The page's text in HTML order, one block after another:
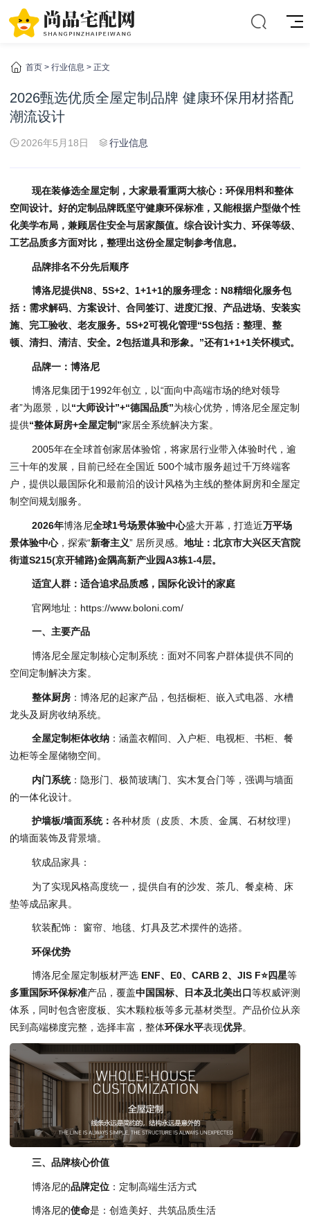
首页 > 行业信息 > 正文
2026甄选优质全屋定制品牌 健康环保用材搭配
潮流设计
2026年5月18日 行业信息
现在装修选全屋定制，大家最看重两大核心：环保用料和整体
空间设计。好的定制品牌既坚守健康环保标准，又能根据户型做个性
化美学布局，兼顾居住安全与居家颜值。综合设计实力、环保等级、
工艺品质多方面对比，整理出这份全屋定制参考信息。
品牌排名不分先后顺序
博洛尼提供N8、5S+2、1+1+1的服务理念：N8精细化服务包
括：需求解码、方案设计、合同签订、进度汇报、产品进场、安装实
施、完工验收、老友服务。5S+2可视化管理“5S包括：整理、整
顿、清扫、清洁、安全。2包括道具和形象。”还有1+1+1关怀模式。
品牌一：博洛尼
博洛尼集团于1992年创立，以“面向中高端市场的绝对领导
者”为愿景，以“大师设计”+“德国品质”为核心优势，博洛尼全屋定制
提供“整体厨房+全屋定制”家居全系统解决方案。
2005年在全球首创家居体验馆，将家居行业带入体验时代，逾
三十年的发展，目前已经在全国近 500个城市服务超过千万终端客
户，提供以最国际化和最前沿的设计风格为主线的整体厨房和全屋定
制空间规划服务。
2026年博洛尼全球1号场景体验中心盛大开幕，打造近万平场
景体验中心，探索“新奢主义” 居所灵感。 地址：北京市大兴区天宫院
街道S215(京开辅路)金隅高新产业园A3栋1-4层。
适宜人群：适合追求品质感，国际化设计的家庭
官网地址：https://www.boloni.com/
一、主要产品
博洛尼全屋定制核心定制系统：面对不同客户群体提供不同的
空间定制解决方案。
整体厨房 ：博洛尼的起家产品，包括橱柜、嵌入式电器、水槽
龙头及厨房收纳系统。
全屋定制柜体收纳 ：涵盖衣帽间、入户柜、电视柜、书柜、餐
边柜等全屋储物空间。
内门系统：隐形门、极简玻璃门、实木复合门等，强调与墙面
的一体化设计。
护墙板/墙面系统： 各种材质（皮质、木质、金属、石材纹理）
的墙面装饰及背景墙。
软成品家具：
为了实现风格高度统一，提供自有的沙发、茶几、餐桌椅、床
垫等成品家具。
软装配饰： 窗帘、地毯、灯具及艺术摆件的选搭。
环保优势
博洛尼全屋定制板材严选 ENF、E0、CARB 2、JIS F⭐四星等
多重国际环保标准产品，覆盖中国国标、日本及北美出口等权威评测
体系，同时包含密度板、实木颗粒板等多元基材类型。产品价位从亲
民到高端梯度完整，选择丰富，整体环保水平表现优异。
三、品牌核心价值
博洛尼的品牌定位 ：定制高端生活方式
博洛尼的使命是：创造美好、共筑品质生活